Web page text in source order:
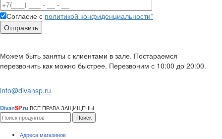
Согласие с политикой конфиденциальности*
Можем быть заняты с клиентами в зале. Постараемся
перезвонить как можно быстрее. Перезвоним с 10:00 до 20:00.
info@divansp.ru
DivanSP.ru ВСЕ ПРАВА ЗАЩИЩЕНЫ.
Поиск
Адреса магазинов